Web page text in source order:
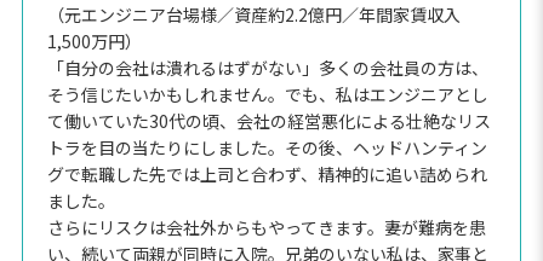
（元エンジニア台場様／資産約2.2億円／年間家賃収入
1,500万円）
「自分の会社は潰れるはずがない」多くの会社員の方は、
そう信じたいかもしれません。でも、私はエンジニアとし
て働いていた30代の頃、会社の経営悪化による壮絶なリス
トラを目の当たりにしました。その後、ヘッドハンティン
グで転職した先では上司と合わず、精神的に追い詰められ
ました。
さらにリスクは会社外からもやってきます。妻が難病を患
い、続いて両親が同時に入院。兄弟のいない私は、家事と